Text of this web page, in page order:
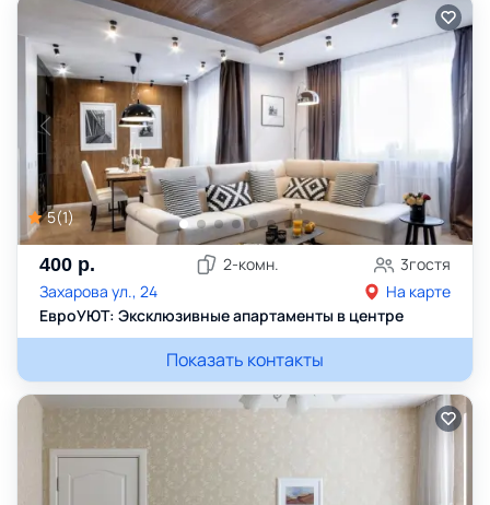
5(1)
400 р. 2-комн. 3гостя
Захарова ул., 24
На карте
ЕвроУЮТ: Эксклюзивные апартаменты в центре
Показать контакты